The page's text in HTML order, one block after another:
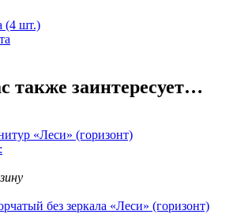
(4 шт.)
также заинтересует…
«Леси» (горизонт)
без зеркала «Леси» (горизонт)